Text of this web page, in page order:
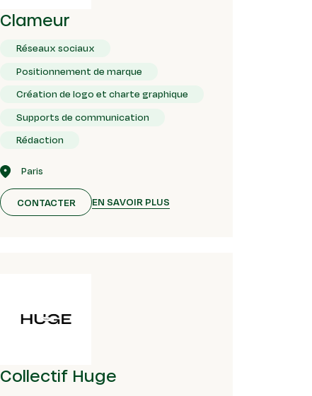
Clameur
Réseaux sociaux
Positionnement de marque
Création de logo et charte graphique
Supports de communication
Rédaction
Paris
CONTACTER EN SAVOIR PLUS
Collectif Huge